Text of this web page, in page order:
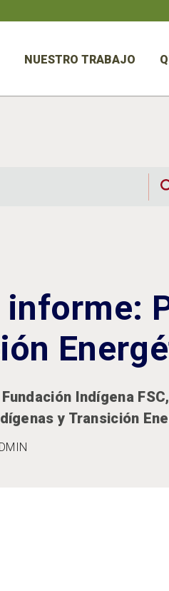
NUESTRO TRABAJO
Indígena
y Transición